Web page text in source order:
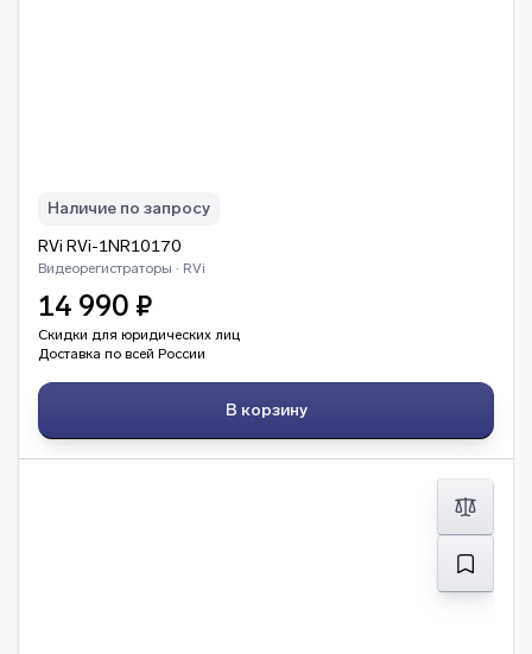
Наличие по запросу
RVi RVi-1NR10170
Видеорегистраторы · RVi
14 990 ₽
Скидки для юридических лиц
Доставка по всей России
В корзину